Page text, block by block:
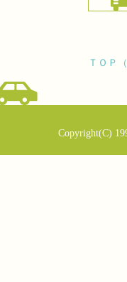
ＴＯＰ
Copyright(C)